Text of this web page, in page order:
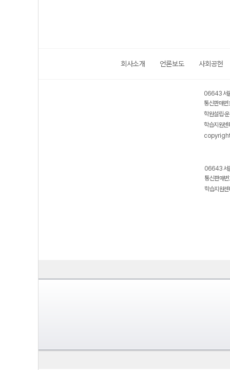
회사소개 언론보도 사회공헌
06643 서
통신판매
학원설립·
학습지원
06643 서
통신판매
학습지원